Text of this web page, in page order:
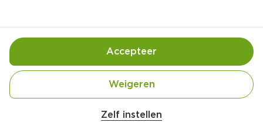
Handige informatie over dit product
Uit de keuken van PLUS
Zelf instellen
Weigeren
Accepteer